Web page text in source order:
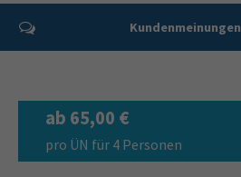
Kundenmeinungen
ab 65,00 €
pro ÜN für 4 Personen